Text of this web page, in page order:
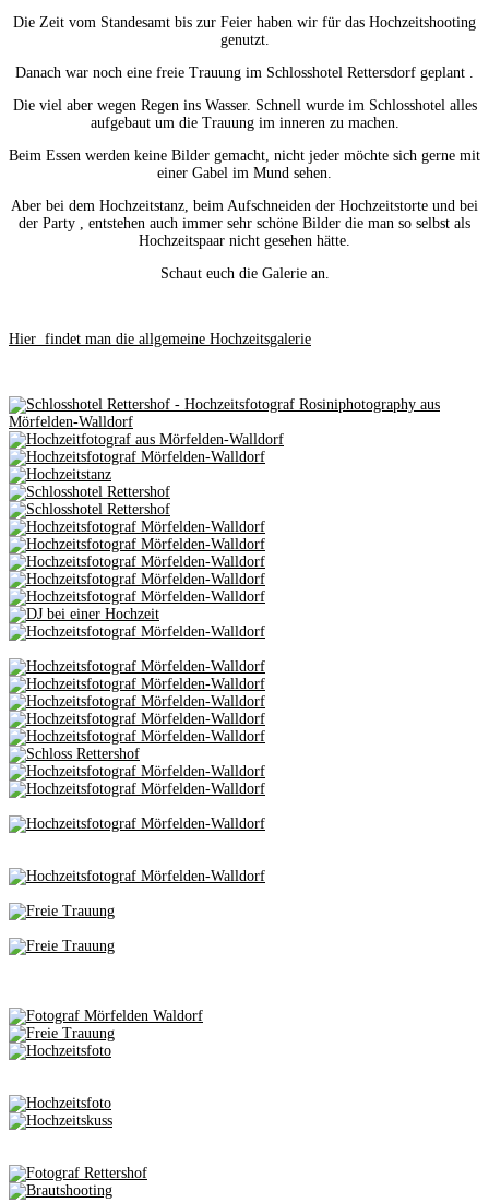
Die Zeit vom Standesamt bis zur Feier haben wir für das Hochzeitshooting
genutzt.
Danach war noch eine freie Trauung im Schlosshotel Rettersdorf geplant .
Die viel aber wegen Regen ins Wasser. Schnell wurde im Schlosshotel alles
aufgebaut um die Trauung im inneren zu machen.
Beim Essen werden keine Bilder gemacht, nicht jeder möchte sich gerne mit
einer Gabel im Mund sehen.
Aber bei dem Hochzeitstanz, beim Aufschneiden der Hochzeitstorte und bei
der Party , entstehen auch immer sehr schöne Bilder die man so selbst als
Hochzeitspaar nicht gesehen hätte.
Schaut euch die Galerie an.
Hier findet man die allgemeine Hochzeitsgalerie